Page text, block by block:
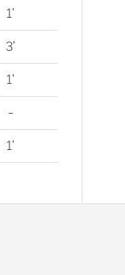
1'
3'
1'
-
1'